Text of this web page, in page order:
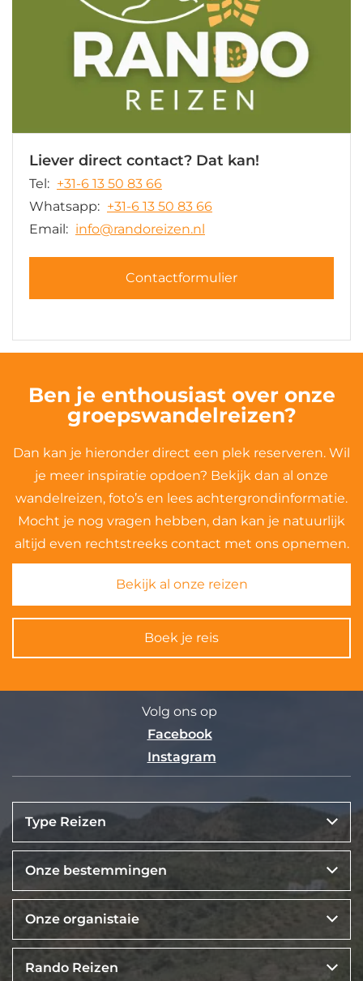
Liever direct contact? Dat kan!
Tel: +31-6 13 50 83 66
Whatsapp: +31-6 13 50 83 66
Email: info@randoreizen.nl
Contactformulier
Ben je enthousiast over onze
groepswandelreizen?
Dan kan je hieronder direct een plek reserveren. Wil
je meer inspiratie opdoen? Bekijk dan al onze
wandelreizen, foto’s en lees achtergrondinformatie.
Mocht je nog vragen hebben, dan kan je natuurlijk
altijd even rechtstreeks contact met ons opnemen.
Bekijk al onze reizen
Boek je reis
Volg ons op
Facebook
Instagram
Type Reizen
Onze bestemmingen
Onze organistaie
Rando Reizen